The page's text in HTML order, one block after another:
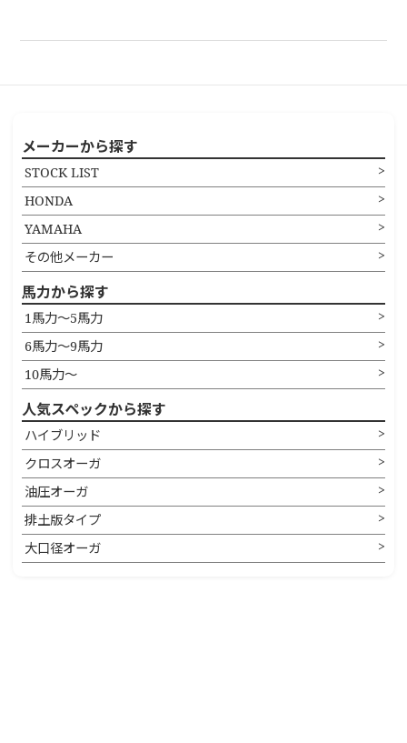
メーカーから探す
STOCK LIST
HONDA
YAMAHA
その他メーカー
馬力から探す
1馬力〜5馬力
6馬力〜9馬力
10馬力〜
人気スペックから探す
ハイブリッド
クロスオーガ
油圧オーガ
排土版タイプ
大口径オーガ